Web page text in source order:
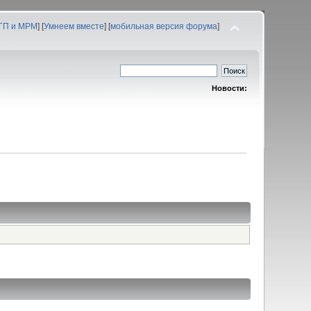
и МРМ] [Умнеем вместе] [мобильная версия форума]
Новости: